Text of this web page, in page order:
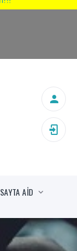
SAYTA AİD